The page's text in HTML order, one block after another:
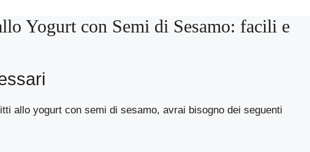
Yogurt con Semi di Sesamo: facili e
allo yogurt con semi di sesamo, avrai bisogno dei seguenti